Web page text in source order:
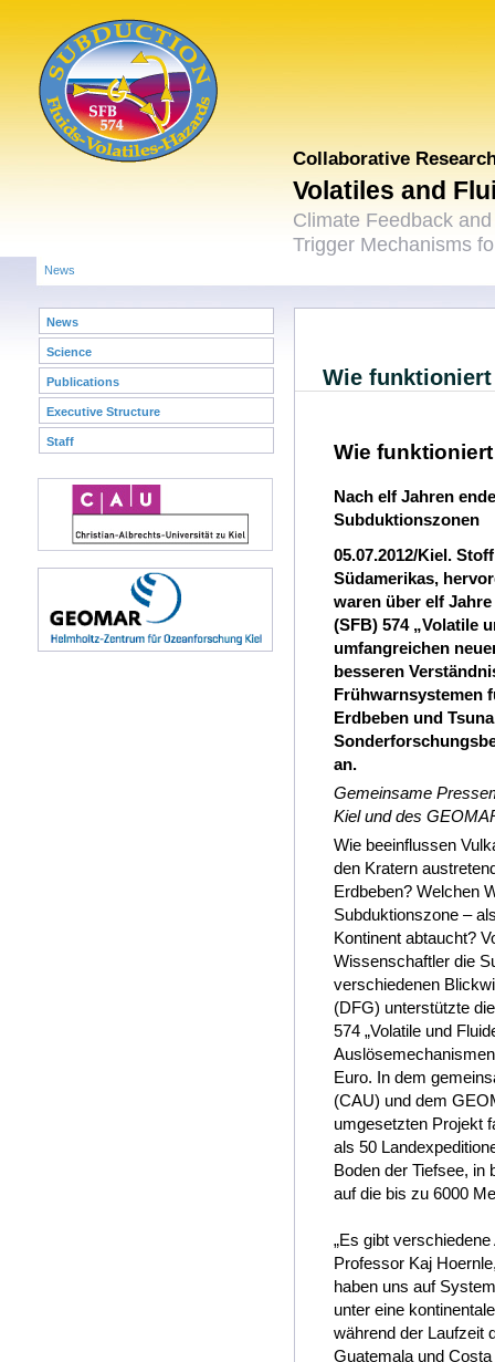
Collaborative
Volatiles and
Climate Feedback and
Trigger Mechanisms
News
News
Science
Publications
Executive Structure
Staff
Wie
Wie
Nach elf Jahren
Subduktionszonen
05.07.2012/Kiel.
Südamerikas,
waren über elf
(SFB) 574 „Volatile
umfangreichen
besseren
Frühwarnsystemen
Erdbeben und
an.
Gemeinsame
Kiel und des
Wie beeinflussen
den Kratern
Erdbeben? Welchen
Subduktionszone –
Kontinent abtaucht?
Wissenschaftler die
verschiedenen
(DFG) unterstützte
574 „Volatile und
Euro. In dem
(CAU) und dem
umgesetzten Projekt
als 50
Boden der Tiefsee, in
auf die bis zu 6000
„Es gibt
Professor Kaj
haben uns auf
unter eine
während der Laufzeit
Guatemala und